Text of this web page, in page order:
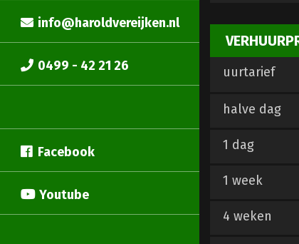
info@haroldvereijken.nl
0499 - 42 21 26
Facebook
Youtube
uurtarief
halve dag
1 dag
1 week
4 weken